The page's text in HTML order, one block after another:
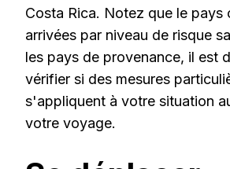
Costa Rica. Notez que le pays
arrivées par niveau de risque
les pays de provenance, il est
vérifier si des mesures
s'appliquent à votre situation
votre voyage.